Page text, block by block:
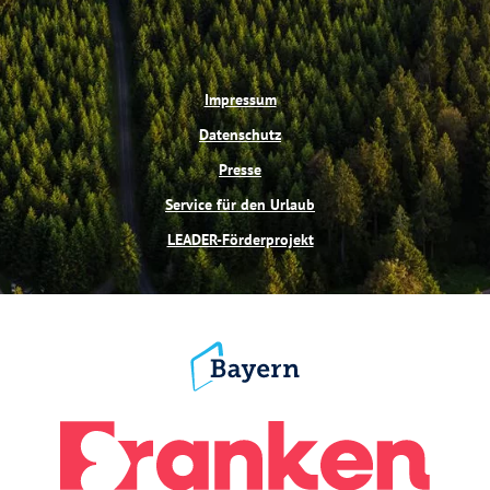
Impressum
Datenschutz
Presse
Service für den Urlaub
LEADER-Förderprojekt